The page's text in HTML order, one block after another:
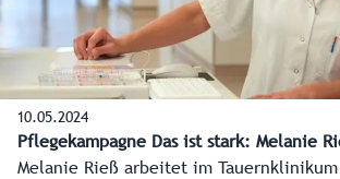
10.05.2024
Pflegekampagne Das ist stark: Melanie
Melanie Rieß arbeitet im Tauernklinikum